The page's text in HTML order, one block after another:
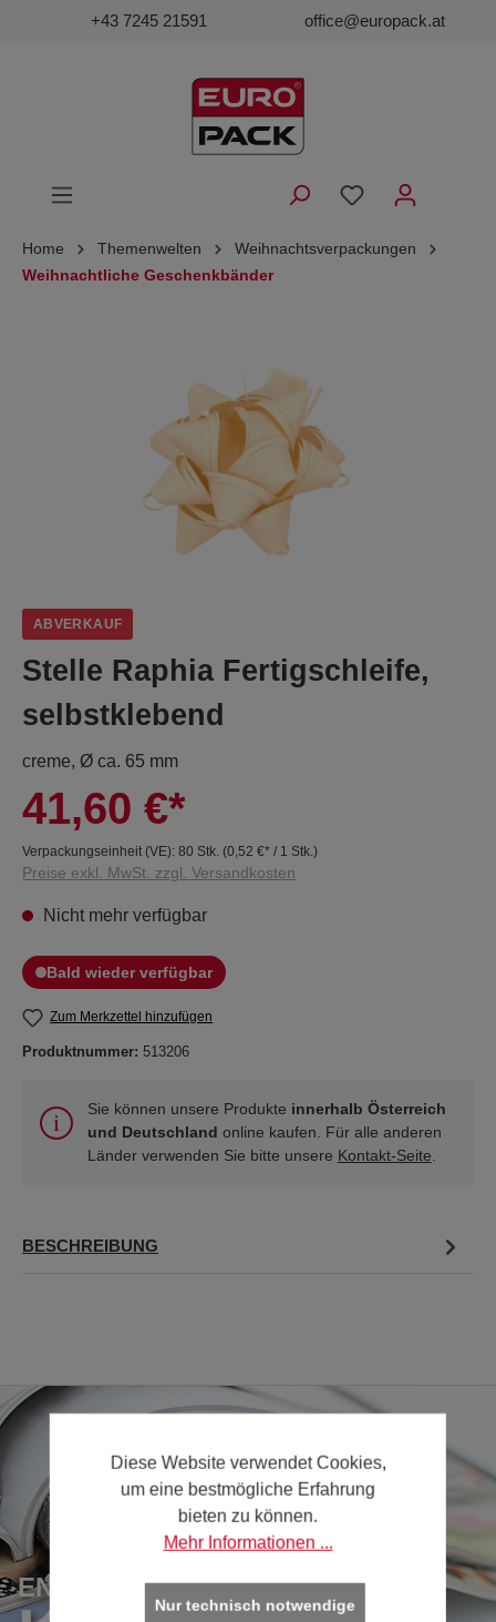
+43 7245 21591 office@europack.at
Home Themenwelten
Weihnachtsverpackungen
Weihnachtliche Geschenkbänder
ABVERKAUF
Stelle Raphia Fertigschleife,
selbstklebend
creme, Ø ca. 65 mm
41,60 €*
Verpackungseinheit (VE): 80 Stk. (0,52 €* / 1 Stk.)
Preise exkl. MwSt. zzgl. Versandkosten
Nicht mehr verfügbar
Bald wieder verfügbar
Zum Merkzettel hinzufügen
Produktnummer: 513206
Sie können unsere Produkte innerhalb Österreich
und Deutschland online kaufen. Für alle anderen
Länder verwenden Sie bitte unsere Kontakt-Seite.
BESCHREIBUNG
ENTDECKEN SIE UNSERE
Diese Website verwendet Cookies,
um eine bestmögliche Erfahrung
bieten zu können.
Mehr Informationen ...
Nur technisch notwendige